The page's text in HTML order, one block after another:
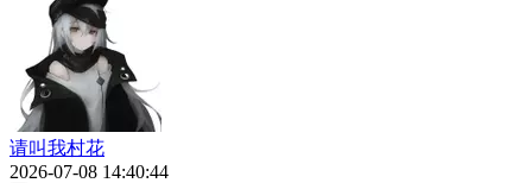
请叫我村花
2026-07-08 14:40:44